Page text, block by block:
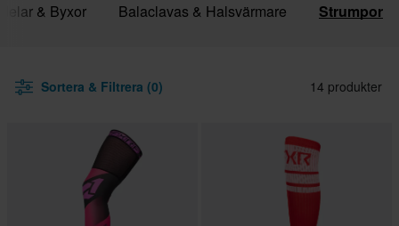
& Byxor Balaclavas & Halsvärmare Strumpor
Sortera & Filtrera (0) 14 produkter